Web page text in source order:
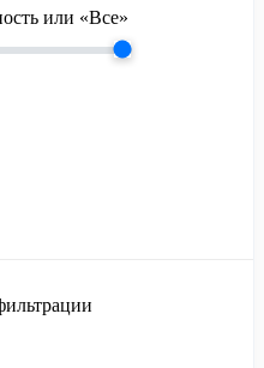
или «Все»